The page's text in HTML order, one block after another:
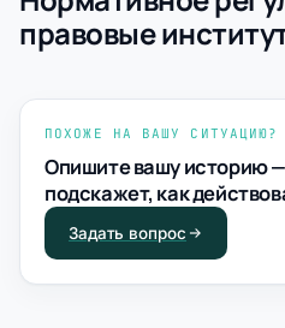
правовые
ПОХОЖЕ НА ВАШУ СИТУАЦИЮ?
Опишите вашу историю
подскажет, как
Задать вопрос